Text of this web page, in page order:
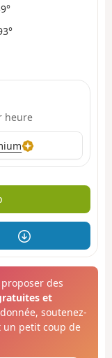
heure
des
et
soutenez-
un petit coup de